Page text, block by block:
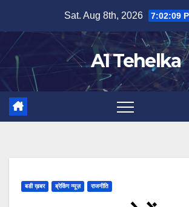
content
Sat. Aug 8th, 2026 7:02:09
A1 Tehelka
बडी ख़बर ब्रेकिंग न्यूज़ राजनीति